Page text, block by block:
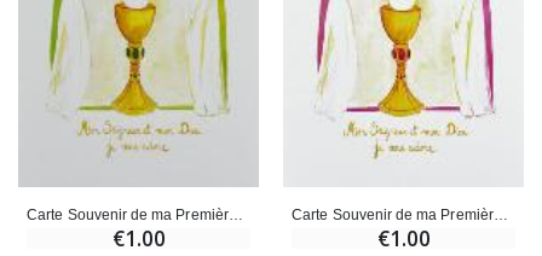
Carte Souvenir de ma Première Communion - Vert
€1.00
Carte Souvenir de ma Première Communion - Fille
€1.00